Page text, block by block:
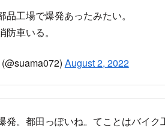
APEXmobile】 (@yukaa8201)
消防車に大騒ぎ
APEXmobile】 (@yukaa8201)